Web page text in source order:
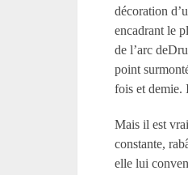
décoration
encadrant le
de l’arc
point
fois et demie.
Mais il est
constante,
elle lui